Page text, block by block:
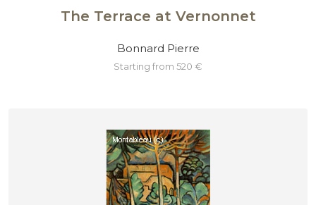
The Terrace at Vernonnet
Bonnard Pierre
starting from 520 €